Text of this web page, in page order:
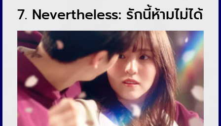
7. Nevertheless: รักนี้ห้ามไม่ได้